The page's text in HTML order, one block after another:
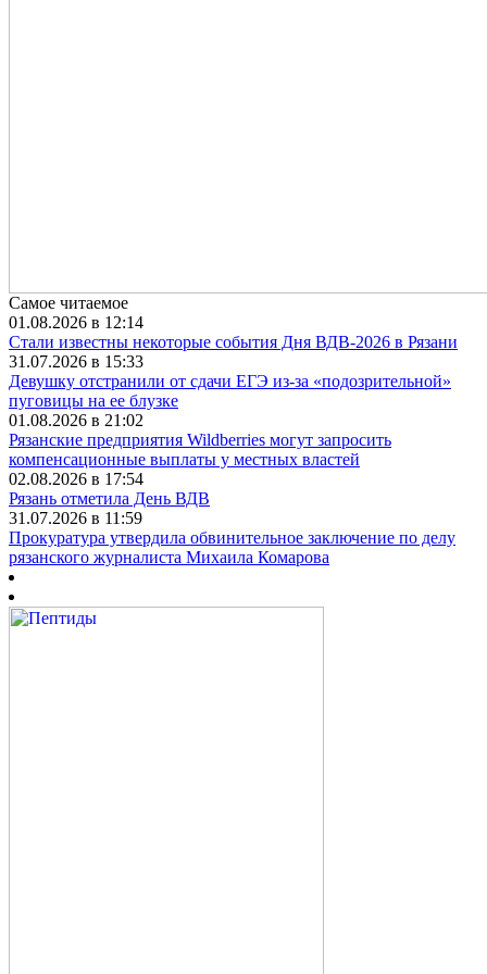
Самое читаемое
01.08.2026 в 12:14
Стали известны некоторые события Дня ВДВ-2026 в Рязани
31.07.2026 в 15:33
Девушку отстранили от сдачи ЕГЭ из-за «подозрительной»
пуговицы на ее блузке
01.08.2026 в 21:02
Рязанские предприятия Wildberries могут запросить
компенсационные выплаты у местных властей
02.08.2026 в 17:54
Рязань отметила День ВДВ
31.07.2026 в 11:59
Прокуратура утвердила обвинительное заключение по делу
рязанского журналиста Михаила Комарова